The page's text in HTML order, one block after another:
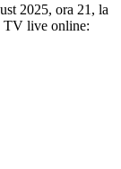
2025, ora 21, la
TV live online: